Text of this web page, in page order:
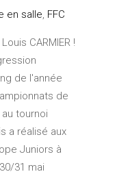
en salle, FFC
CARMIER !
de l'année
de
tournoi
a réalisé aux
Juniors à
31 mai